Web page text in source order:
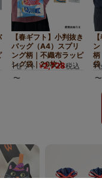
【春ギフト】小判抜き
バッグ（A4）スプリ
ング柄｜不織布ラッピ
ング袋｜20枚入
1セット ¥2,728税込
〜
柄
袋
1
〜